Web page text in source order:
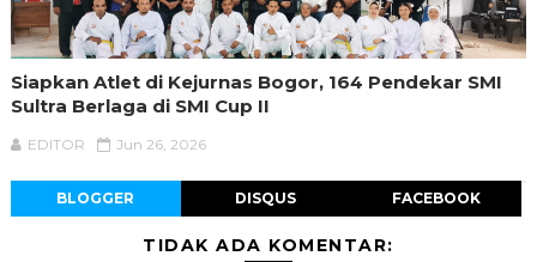
Siapkan Atlet di Kejurnas Bogor, 164 Pendekar SMI
Sultra Berlaga di SMI Cup II
EDITOR Jun 26, 2026
BLOGGER DISQUS FACEBOOK
TIDAK ADA KOMENTAR: